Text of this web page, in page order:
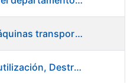
OE 13/20 Conductor máquinas transportadoras elevadoras - Burgos
OE 11/20 Maquinista Inutilización, Destrucción y Empacado de Papel en Fábrica de Papel